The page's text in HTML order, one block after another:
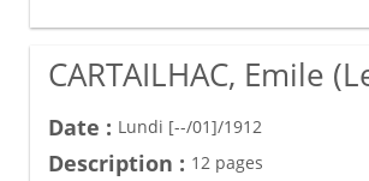
CARTAILHAC, Emile
Date : Lundi [--/01]/1912
Description : 12 pages